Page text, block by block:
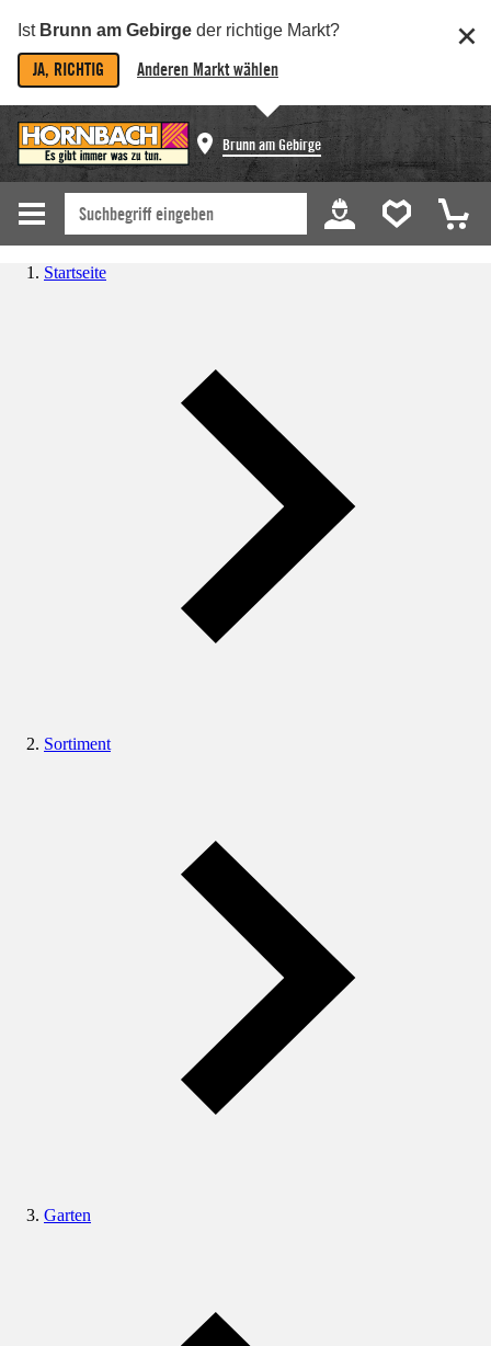
Ist Brunn am Gebirge der richtige Markt?
JA, RICHTIG Anderen Markt wählen
Brunn am Gebirge
Startseite
Sortiment
Garten